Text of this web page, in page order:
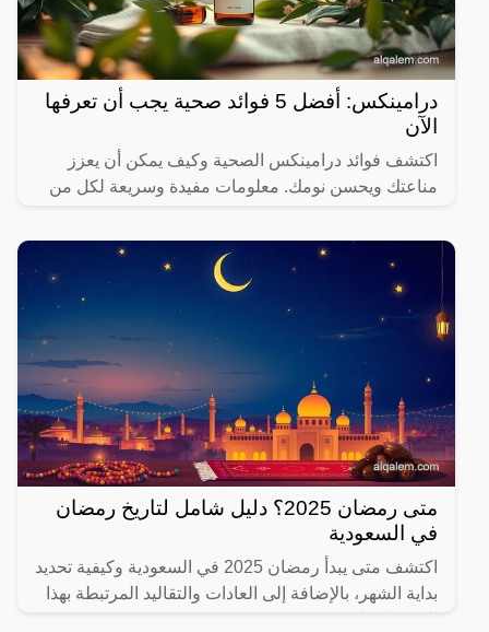
درامينكس: أفضل 5 فوائد صحية يجب أن تعرفها
الآن
اكتشف فوائد درامينكس الصحية وكيف يمكن أن يعزز
مناعتك ويحسن نومك. معلومات مفيدة وسريعة لكل من
متى رمضان 2025؟ دليل شامل لتاريخ رمضان
في السعودية
اكتشف متى يبدأ رمضان 2025 في السعودية وكيفية تحديد
بداية الشهر، بالإضافة إلى العادات والتقاليد المرتبطة بهذا